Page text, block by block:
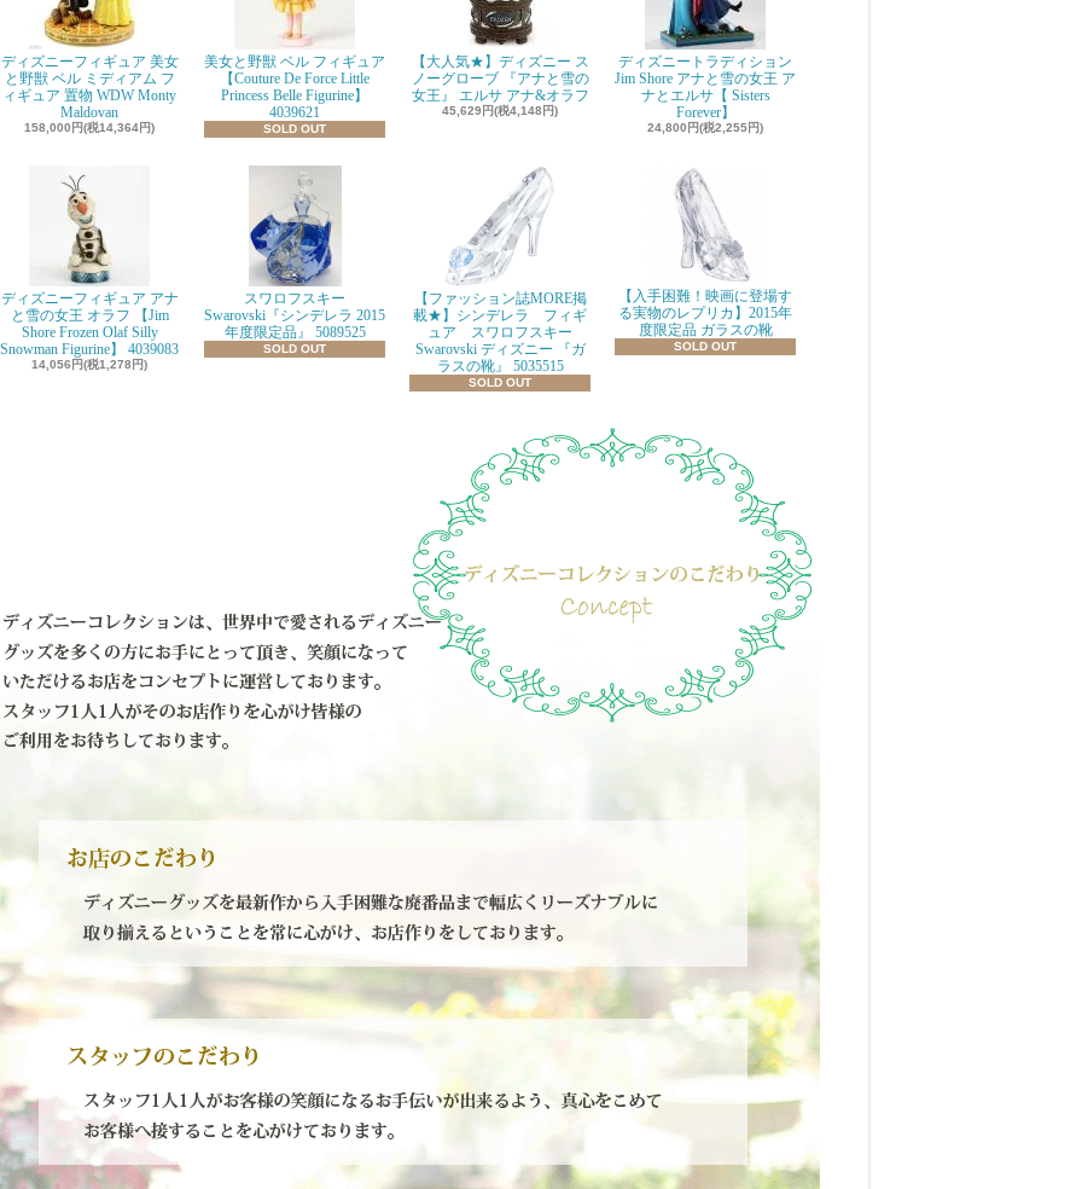
ディズニーフィギュア 美女
と野獣 ベル ミディアム フ
ィギュア 置物 WDW Monty
Maldovan
158,000円(税14,364円)
美女と野獣 ベル フィギュア
【Couture De Force Little
Princess Belle Figurine】
4039621
SOLD OUT
【大人気★】ディズニー ス
ノーグローブ 『アナと雪の
女王』 エルサ アナ&オラフ
45,629円(税4,148円)
ディズニートラディション
Jim Shore アナと雪の女王 ア
ナとエルサ【 Sisters
Forever】
24,800円(税2,255円)
ディズニーフィギュア アナ
と雪の女王 オラフ 【Jim
Shore Frozen Olaf Silly
Snowman Figurine】 4039083
14,056円(税1,278円)
スワロフスキー
Swarovski『シンデレラ 2015
年度限定品』 5089525
SOLD OUT
【ファッション誌MORE掲
載★】シンデレラ フィギ
ュア スワロフスキー
Swarovski ディズニー 『ガ
ラスの靴』 5035515
SOLD OUT
【入手困難！映画に登場す
る実物のレプリカ】2015年
度限定品 ガラスの靴
SOLD OUT